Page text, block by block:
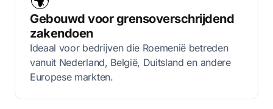
Gebouwd voor grensoverschrijdend
zakendoen
Ideaal voor bedrijven die Roemenië betreden
vanuit Nederland, België, Duitsland en andere
Europese markten.